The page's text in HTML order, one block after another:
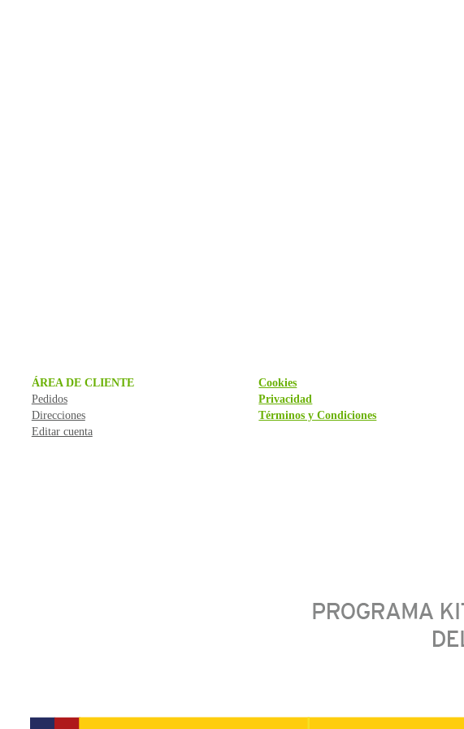
ÁREA DE CLIENTE
Pedidos
Direcciones
Editar cuenta
Cookies
Privacidad
Términos y Condiciones